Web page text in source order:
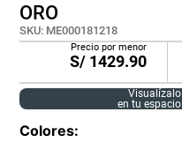
ORO
SKU: ME000181218
Precio por menor
S/ 1429.90
Visualízalo
en tu espacio
Colores